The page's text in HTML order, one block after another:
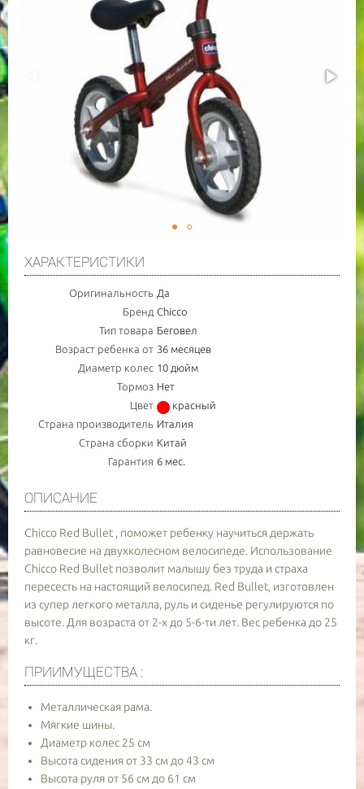
ХАРАКТЕРИСТИКИ
Оригинальность Да
Бренд Chicco
Тип товара Беговел
Возраст ребенка от 36 месяцев
Диаметр колес 10 дюйм
Тормоз Нет
Цвет
красный
Страна производитель Италия
Страна сборки Китай
Гарантия 6 мес.
ОПИСАНИЕ
Chicco Red Bullet , поможет ребенку научиться держать
равновесие на двухколесном велосипеде. Использование
Chicco Red Bullet позволит малышу без труда и страха
пересесть на настоящий велосипед. Red Bullet, изготовлен
из супер легкого металла, руль и сиденье регулируются по
высоте. Для возраста от 2-х до 5-6-ти лет. Вес ребенка до 25
кг.
ПРИИМУЩЕСТВА :
Металлическая рама.
Мягкие шины.
Диаметр колес 25 см
Высота сидения от 33 см до 43 см
Высота руля от 56 см до 61 см